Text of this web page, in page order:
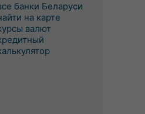
банки Беларуси
на карте
валют